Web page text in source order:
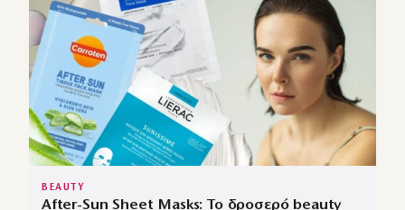
BEAUTY
After-Sun Sheet Masks: Το δροσερό beauty